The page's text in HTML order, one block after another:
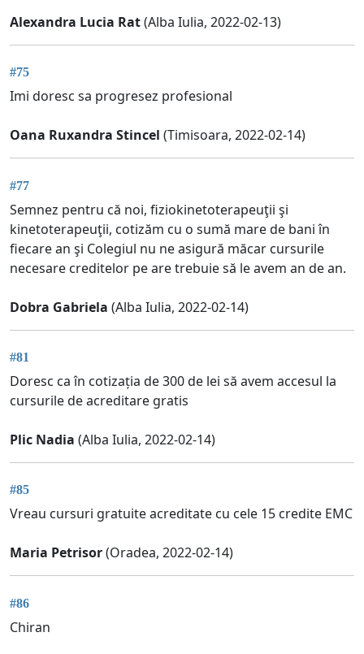
Alexandra Lucia Rat(Alba Iulia, 2022-02-13)
#75
Imi doresc sa progresez profesional
Oana Ruxandra Stincel (Timisoara, 2022-02-14)
#77
Semnez pentru că noi, fiziokinetoterapeuţii şi
kinetoterapeuţii, cotizăm cu o sumă mare de bani în
fiecare an şi Colegiul nu ne asigură măcar cursurile
necesare creditelor pe are trebuie să le avem an de an.
Dobra Gabriela (Alba Iulia, 2022-02-14)
#81
Doresc ca în cotizația de 300 de lei să avem accesul la
cursurile de acreditare gratis
Plic Nadia (Alba Iulia, 2022-02-14)
#85
Vreau cursuri gratuite acreditate cu cele 15 credite EMC
Maria Petrisor(Oradea, 2022-02-14)
#86
Chiran